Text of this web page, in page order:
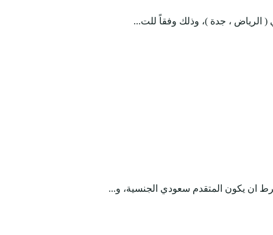
الرياض ، جدة )، وذلك وفقاً للت...
ان يكون المتقدم سعودي الجنسية، و...